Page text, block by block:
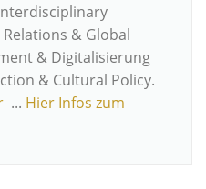
& Global
& Digitalisierung
& Cultural Policy.
... Hier Infos zum